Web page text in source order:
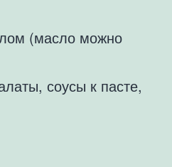
(масло можно
соусы к пасте,